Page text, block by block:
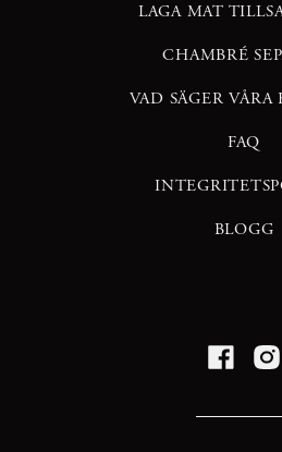
LAGA MAT
CHAMBRÉ
VAD SÄGER VÅRA
FAQ
BLOGG